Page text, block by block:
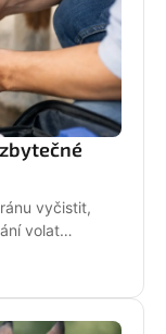
vyčistit,
volat